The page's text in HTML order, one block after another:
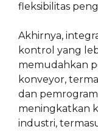
fleksibilitas
Akhirnya,
kontrol yang
memudahkan
konveyor,
dan
meningkatkan
industri,